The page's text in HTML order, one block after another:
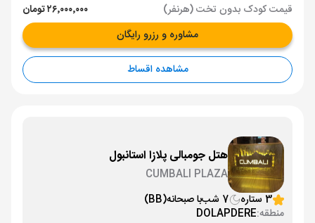
قیمت کودک بدون تخت (هرنفر)
۲۶٬۰۰۰٬۰۰۰ تومان
مشاوره و رزرو رایگان
مشاهده اقساط
هتل جومبالی پلازا استانبول
CUMBALI PLAZA
3 ستاره
7 شب با صبحانه(BB)
منطقه:DOLAPDERE